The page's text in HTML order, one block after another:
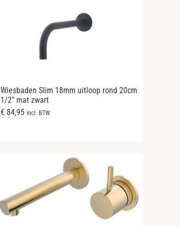
Wiesbaden Slim 18mm uitloop rond 20cm
1/2″ mat zwart
€ 84,95 incl. BTW